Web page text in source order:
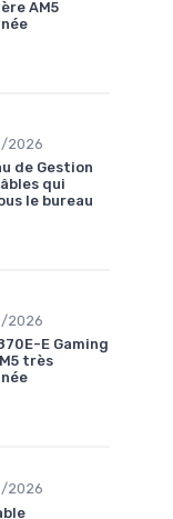
AM5
2026
de Gestion
qui
le bureau
2026
E Gaming
très
2026